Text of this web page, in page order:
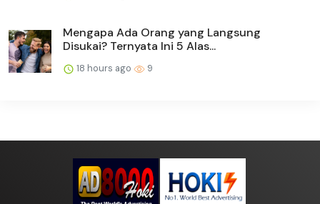
Mengapa Ada Orang yang Langsung
Disukai? Ternyata Ini 5 Alas...
18 hours ago 9